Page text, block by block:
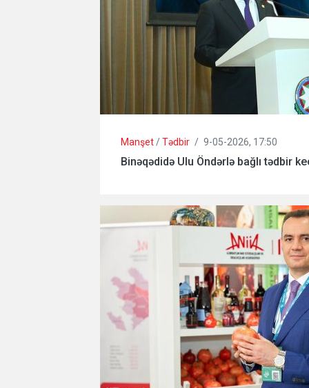
Manşet /Tədbir / 9-05-2026, 17:50
Binəqədidə Ulu Öndərlə bağlı tədbir